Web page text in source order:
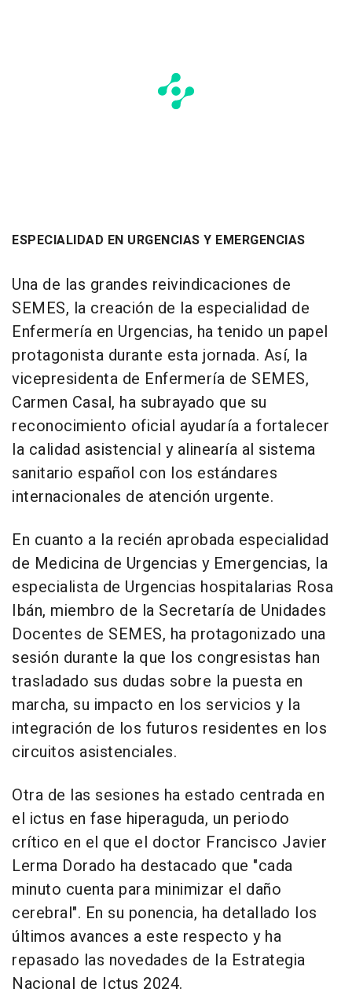
ESPECIALIDAD EN URGENCIAS Y EMERGENCIAS
Una de las grandes reivindicaciones de
SEMES, la creación de la especialidad de
Enfermería en Urgencias, ha tenido un papel
protagonista durante esta jornada. Así, la
vicepresidenta de Enfermería de SEMES,
Carmen Casal, ha subrayado que su
reconocimiento oficial ayudaría a fortalecer
la calidad asistencial y alinearía al sistema
sanitario español con los estándares
internacionales de atención urgente.
En cuanto a la recién aprobada especialidad
de Medicina de Urgencias y Emergencias, la
especialista de Urgencias hospitalarias Rosa
Ibán, miembro de la Secretaría de Unidades
Docentes de SEMES, ha protagonizado una
sesión durante la que los congresistas han
trasladado sus dudas sobre la puesta en
marcha, su impacto en los servicios y la
integración de los futuros residentes en los
circuitos asistenciales.
Otra de las sesiones ha estado centrada en
el ictus en fase hiperaguda, un periodo
crítico en el que el doctor Francisco Javier
Lerma Dorado ha destacado que "cada
minuto cuenta para minimizar el daño
cerebral". En su ponencia, ha detallado los
últimos avances a este respecto y ha
repasado las novedades de la Estrategia
Nacional de Ictus 2024.